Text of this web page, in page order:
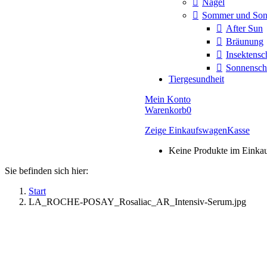
Sommer und
After Sun
Bräunung
Tiergesundheit
Mein Konto
Warenkorb0
Zeige EinkaufswagenKasse
Keine Produkte im
Sie befinden sich hier:
Start
LA_ROCHE-POSAY_Rosaliac_AR_Intensiv-Serum.jpg